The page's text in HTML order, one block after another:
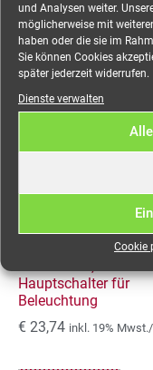
und Analysen weiter.
möglicherweise mit
haben oder die sie im
Sie können Cookies
später jederzeit widerrufen.
Dienste verwalten
Cookie
Ähnliche
Verteiler 19″ CEE
Hauptschalter für
Beleuchtung
€ 23,74 inkl. 19%